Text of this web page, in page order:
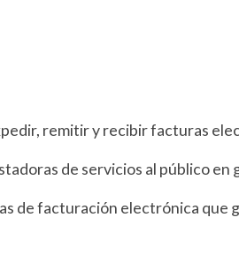
remitir y recibir facturas
de servicios al público
de facturación electrónica que